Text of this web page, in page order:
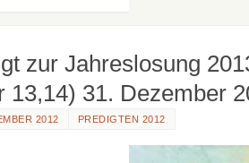
zur Jahreslosung
13,14) 31. Dezember
2012 PREDIGTEN 2012